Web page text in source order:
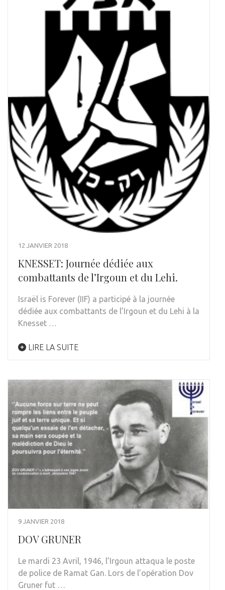
12 JANVIER 2018
KNESSET: Journée dédiée aux
combattants de l’Irgoun et du Lehi.
Israël is Forever (IIF) a participé à la journée
dédiée aux combattants de l’Irgoun et du Lehi à la
Knesset …
LIRE LA SUITE
9 JANVIER 2018
DOV GRUNER
Le mardi 23 Avril, 1946, l’Irgoun attaqua le poste
de police de Ramat Gan. Lors de l’opération Dov
Gruner fut …